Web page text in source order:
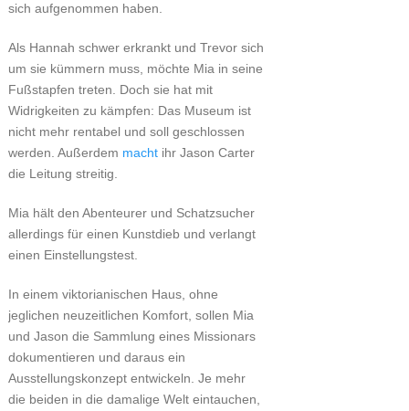
sich aufgenommen haben.
Als Hannah schwer erkrankt und Trevor sich
um sie kümmern muss, möchte Mia in seine
Fußstapfen treten. Doch sie hat mit
Widrigkeiten zu kämpfen: Das Museum ist
nicht mehr rentabel und soll geschlossen
werden. Außerdem machtihr Jason Carter
die Leitung streitig.
Mia hält den Abenteurer und Schatzsucher
allerdings für einen Kunstdieb und verlangt
einen Einstellungstest.
In einem viktorianischen Haus, ohne
jeglichen neuzeitlichen Komfort, sollen Mia
und Jason die Sammlung eines Missionars
dokumentieren und daraus ein
Ausstellungskonzept entwickeln. Je mehr
die beiden in die damalige Welt eintauchen,